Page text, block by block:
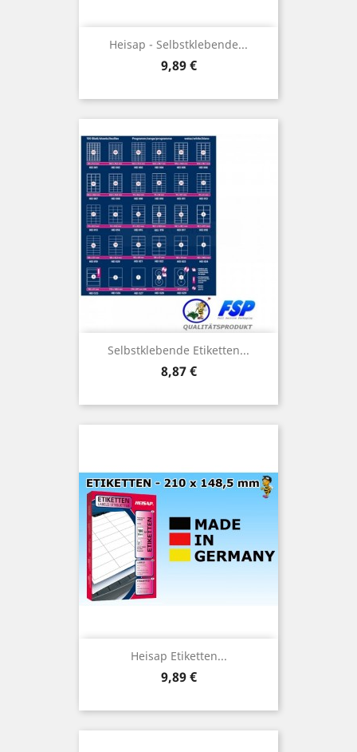
Heisap - Selbstklebende...
Preis
9,89 €
Selbstklebende Etiketten...
Preis
8,87 €
Heisap Etiketten...
Preis
9,89 €